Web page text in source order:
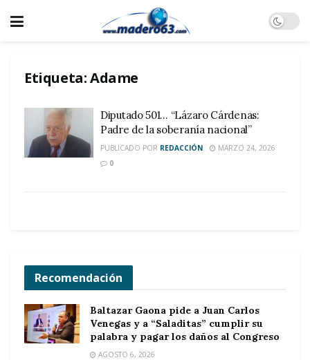
Etiqueta:Adame
Diputado 501… “Lázaro Cárdenas:
Padre de la soberanía nacional”
PUBLICADO POR REDACCIÓN
MARZO 24, 2026
0
Recomendación
Baltazar Gaona pide a Juan Carlos
Venegas y a “Saladitas” cumplir su
palabra y pagar los daños al Congreso
AGOSTO 6, 2026